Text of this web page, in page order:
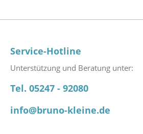
Service-Hotline
Unterstützung und Beratung unter:
Tel. 05247 - 92080
info@bruno-kleine.de